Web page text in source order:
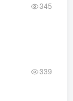
345
339